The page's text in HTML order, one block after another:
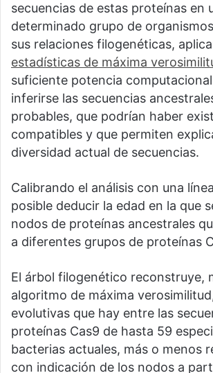
secuencias de estas proteínas en
determinado grupo de
sus relaciones filogenéticas,
estadísticas de máxima
suficiente potencia
inferirse las secuencias
probables, que podrían haber
compatibles y que permiten
diversidad actual de secuencias.
Calibrando el análisis con una
posible deducir la edad en la que
nodos de proteínas ancestrales
a diferentes grupos de proteínas
El árbol filogenético reconstruye,
algoritmo de máxima
evolutivas que hay entre las
proteínas Cas9 de hasta 59
bacterias actuales, más o menos
con indicación de los nodos a